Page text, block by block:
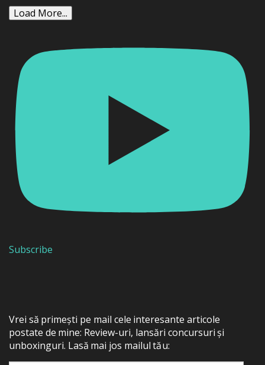
Load More...
Subscribe
Vrei să primești pe mail cele interesante articole
postate de mine: Review-uri, lansări concursuri și
unboxinguri. Lasă mai jos mailul tău: